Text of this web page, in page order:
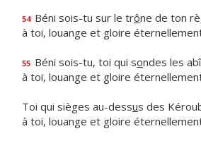
54 Béni sois-tu sur le trône de ton
à toi, louange et gloire
55 Béni sois-tu, toi qui sondes les
à toi, louange et gloire
Toi qui sièges au-dessus des
à toi, louange et gloire